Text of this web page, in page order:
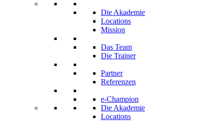
Die Akademie
Locations
Mission
Das Team
Die Trainer
Partner
Referenzen
e-Champion
Die Akademie
Locations